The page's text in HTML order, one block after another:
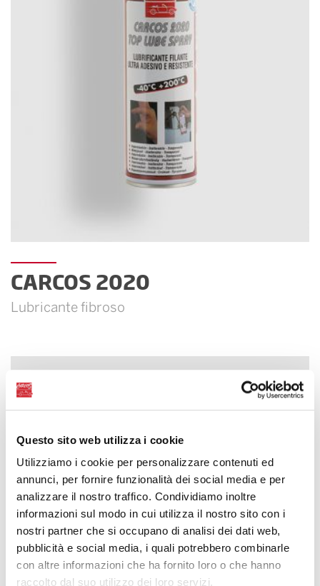
Questo sito web utilizza i cookie
Utilizziamo i cookie per personalizzare contenuti ed
annunci, per fornire funzionalità dei social media e per
analizzare il nostro traffico. Condividiamo inoltre
informazioni sul modo in cui utilizza il nostro sito con i
nostri partner che si occupano di analisi dei dati web,
pubblicità e social media, i quali potrebbero combinarle
con altre informazioni che ha fornito loro o che hanno
raccolto dal suo utilizzo dei loro servizi.
CARCOS 2020
Lubricante fibroso